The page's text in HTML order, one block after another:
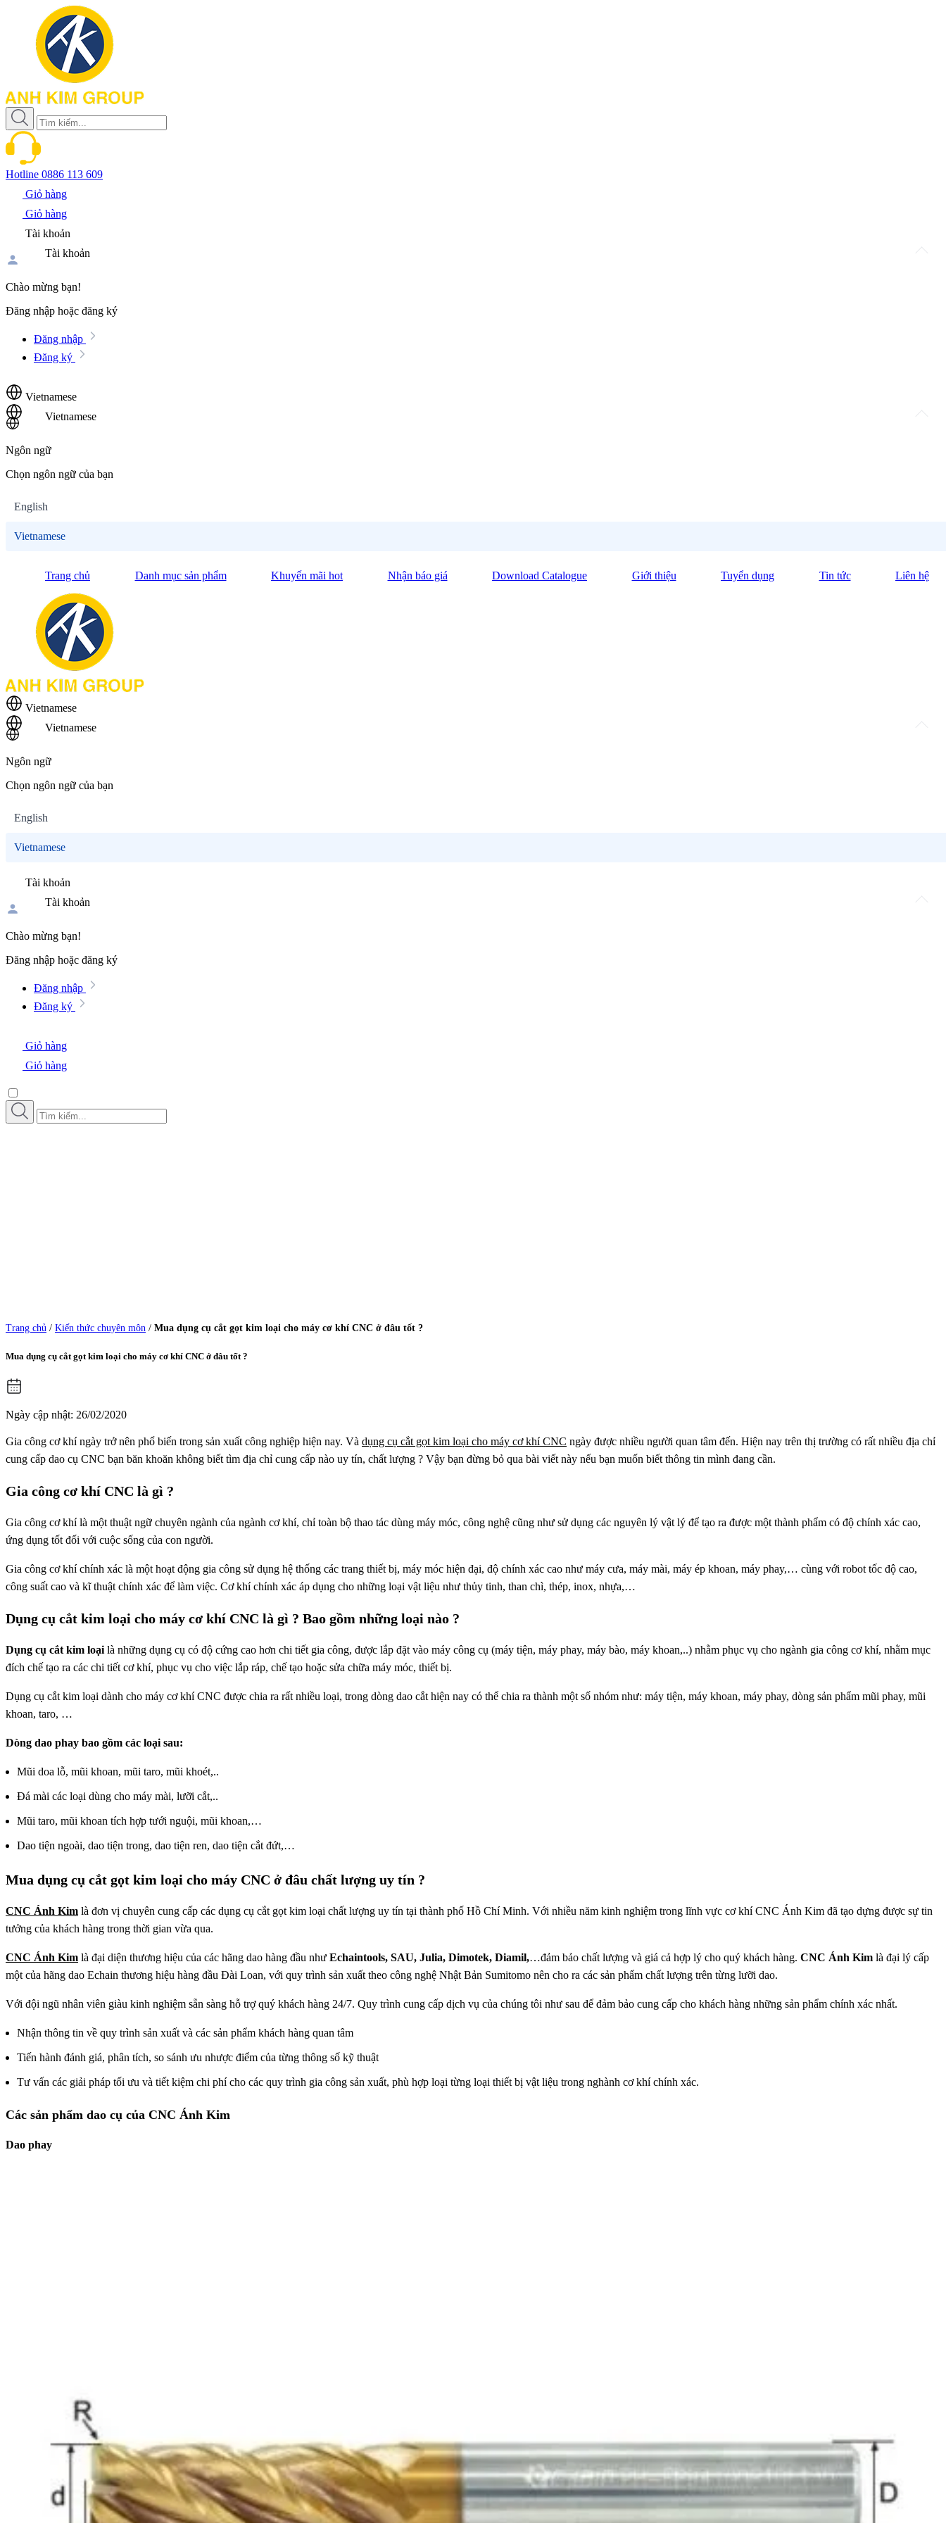
Hotline 0886 113 609
Giỏ hàng
Giỏ hàng
Tài khoản
Tài khoản
Chào mừng bạn!
Đăng nhập hoặc đăng ký
Đăng nhập
Đăng ký
Vietnamese
Vietnamese
Ngôn ngữ
Chọn ngôn ngữ của bạn
English
Vietnamese
Trang chủ Danh mục sản phẩm Khuyến mãi hot Nhận báo giá Download Catalogue Giới thiệu Tuyển dụng Tin tức Liên hệ
Vietnamese
Vietnamese
Ngôn ngữ
Chọn ngôn ngữ của bạn
English
Vietnamese
Tài khoản
Tài khoản
Chào mừng bạn!
Đăng nhập hoặc đăng ký
Đăng nhập
Đăng ký
Giỏ hàng
Giỏ hàng
Trang chủ / Kiến thức chuyên môn / Mua dụng cụ cắt gọt kim loại cho máy cơ khí CNC ở đâu tốt ?
Mua dụng cụ cắt gọt kim loại cho máy cơ khí CNC ở đâu tốt ?
Ngày cập nhật: 26/02/2020
Gia công cơ khí ngày trở nên phổ biến trong sản xuất công nghiệp hiện nay. Và dụng cụ cắt gọt kim loại cho máy cơ khí CNC ngày được nhiều người quan tâm đến. Hiện nay trên thị trường có rất nhiều địa chỉ
cung cấp dao cụ CNC bạn băn khoăn không biết tìm địa chỉ cung cấp nào uy tín, chất lượng ? Vậy bạn đừng bỏ qua bài viết này nếu bạn muốn biết thông tin mình đang cần.
Gia công cơ khí CNC là gì ?
Gia công cơ khí là một thuật ngữ chuyên ngành của ngành cơ khí, chỉ toàn bộ thao tác dùng máy móc, công nghệ cũng như sử dụng các nguyên lý vật lý để tạo ra được một thành phẩm có độ chính xác cao,
ứng dụng tốt đối với cuộc sống của con người.
Gia công cơ khí chính xác là một hoạt động gia công sử dụng hệ thống các trang thiết bị, máy móc hiện đại, độ chính xác cao như máy cưa, máy mài, máy ép khoan, máy phay,… cùng với robot tốc độ cao,
công suất cao và kĩ thuật chính xác để làm việc. Cơ khí chính xác áp dụng cho những loại vật liệu như thủy tinh, than chì, thép, inox, nhựa,…
Dụng cụ cắt kim loại cho máy cơ khí CNC là gì ? Bao gồm những loại nào ?
Dụng cụ cắt kim loại là những dụng cụ có độ cứng cao hơn chi tiết gia công, được lắp đặt vào máy công cụ (máy tiện, máy phay, máy bào, máy khoan,..) nhằm phục vụ cho ngành gia công cơ khí, nhằm mục
đích chế tạo ra các chi tiết cơ khí, phục vụ cho việc lắp ráp, chế tạo hoặc sửa chữa máy móc, thiết bị.
Dụng cụ cắt kim loại dành cho máy cơ khí CNC được chia ra rất nhiều loại, trong dòng dao cắt hiện nay có thể chia ra thành một số nhóm như: máy tiện, máy khoan, máy phay, dòng sản phẩm mũi phay, mũi
khoan, taro, …
Dòng dao phay bao gồm các loại sau:
Mũi doa lỗ, mũi khoan, mũi taro, mũi khoét,..
Đá mài các loại dùng cho máy mài, lưỡi cắt,..
Mũi taro, mũi khoan tích hợp tưới nguội, mũi khoan,…
Dao tiện ngoài, dao tiện trong, dao tiện ren, dao tiện cắt đứt,…
Mua dụng cụ cắt gọt kim loại cho máy CNC ở đâu chất lượng uy tín ?
CNC Ánh Kim là đơn vị chuyên cung cấp các dụng cụ cắt gọt kim loại chất lượng uy tín tại thành phố Hồ Chí Minh. Với nhiều năm kinh nghiệm trong lĩnh vực cơ khí CNC Ánh Kim đã tạo dựng được sự tin
tưởng của khách hàng trong thời gian vừa qua.
CNC Ánh Kim là đại diện thương hiệu của các hãng dao hàng đầu như Echaintools, SAU, Julia, Dimotek, Diamil,…đảm bảo chất lượng và giá cả hợp lý cho quý khách hàng. CNC Ánh Kim là đại lý cấp
một của hãng dao Echain thương hiệu hàng đầu Đài Loan, với quy trình sản xuất theo công nghệ Nhật Bản Sumitomo nên cho ra các sản phẩm chất lượng trên từng lưỡi dao.
Với đội ngũ nhân viên giàu kinh nghiệm sẵn sàng hỗ trợ quý khách hàng 24/7. Quy trình cung cấp dịch vụ của chúng tôi như sau để đảm bảo cung cấp cho khách hàng những sản phẩm chính xác nhất.
Nhận thông tin về quy trình sản xuất và các sản phẩm khách hàng quan tâm
Tiến hành đánh giá, phân tích, so sánh ưu nhược điểm của từng thông số kỹ thuật
Tư vấn các giải pháp tối ưu và tiết kiệm chi phí cho các quy trình gia công sản xuất, phù hợp loại từng loại thiết bị vật liệu trong nghành cơ khí chính xác.
Các sản phẩm dao cụ của CNC Ánh Kim
Dao phay